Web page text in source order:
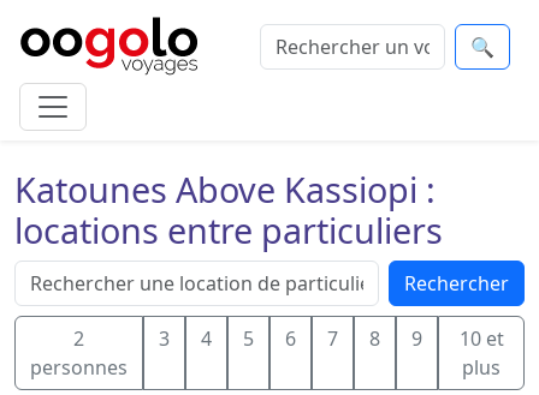
🔍
Katounes Above Kassiopi :
locations entre particuliers
Rechercher
2
personnes
3 4 5 6 7 8 9
10 et
plus